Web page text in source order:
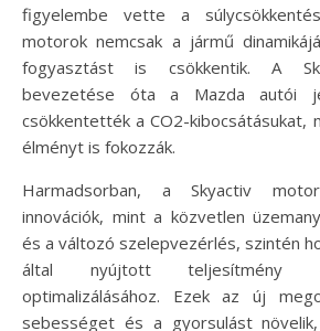
figyelembe vette a
motorok nemcsak a jármű
fogyasztást is csökkentik. A
bevezetése óta a Mazda autói
csökkentették a CO2-kibocsátásukat,
élményt is fokozzák.
Harmadsorban, a Skyactiv
innovációk, mint a közvetlen
és a változó szelepvezérlés, szintén
által nyújtott teljesítmény
optimalizálásához. Ezek az új
sebességet és a gyorsulást